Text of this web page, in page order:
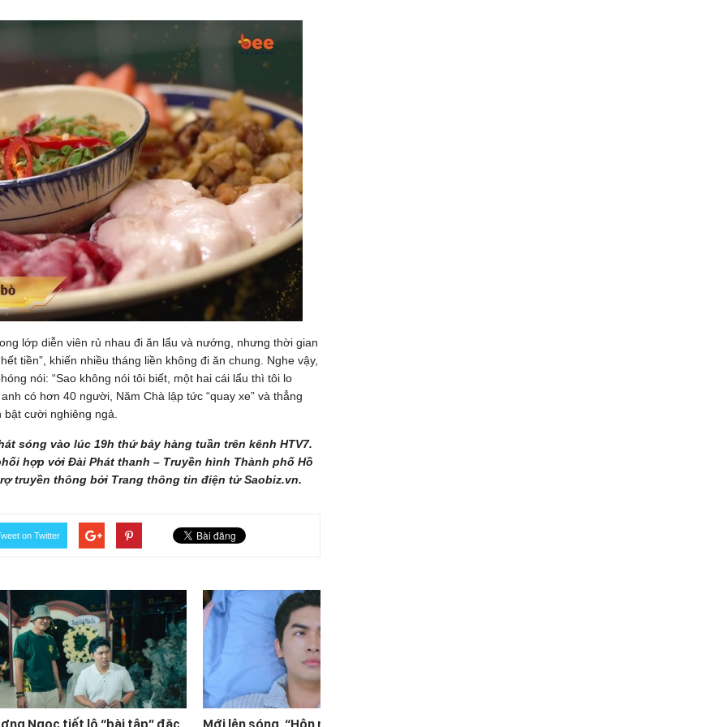
lớp diễn viên rủ nhau đi ăn lẩu và nướng, nhưng thời gian
tiền”, khiến nhiều tháng liền không đi ăn chung. Nghe vậy,
nói: “Sao không nói tôi biết, một hai cái lẩu thì tôi lo
có hơn 40 người, Năm Chà lập tức “quay xe” và thẳng
bật cười nghiêng ngả.
sóng vào lúc 19h thứ bảy hàng tuần trên kênh HTV7.
hợp với Đài Phát thanh – Truyền hình Thành phố Hồ
truyền thông bởi Trang thông tin điện tử Saobiz.vn.
on Twitter